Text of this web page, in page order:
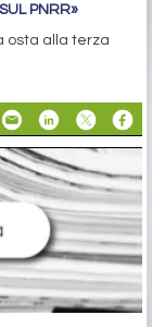
PNRR»
osta alla terza